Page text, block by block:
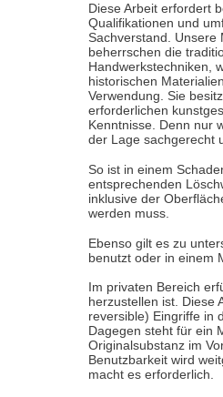
Diese Arbeit erfordert
Qualifikationen und
Sachverstand. Unsere
beherrschen die
Handwerkstechniken,
historischen
Verwendung. Sie
erforderlichen
Kenntnisse. Denn nur
der Lage sachgerecht
So ist in einem
entsprechenden
inklusive der
werden muss.
Ebenso gilt es zu
benutzt oder in einem
Im privaten Bereich
herzustellen ist. Diese
reversible) Eingriffe in
Dagegen steht für ein
Originalsubstanz im
Benutzbarkeit wird
macht es erforderlich.